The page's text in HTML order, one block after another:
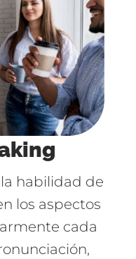
habilidad de
los aspectos
cada